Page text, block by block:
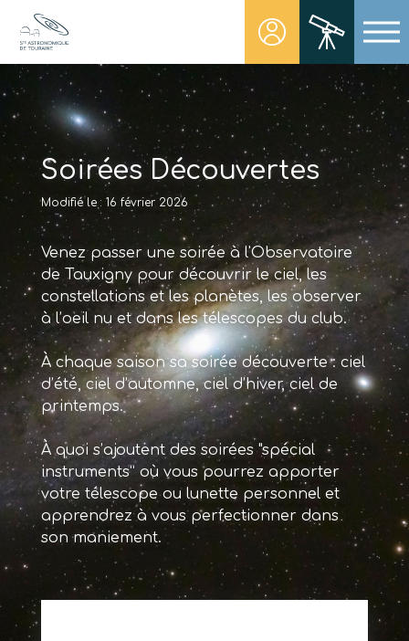
content
Société Astronomique de Touraine
Un regard plus NET sur notre univers
Soirées Découvertes
Modifié le : 16 février 2026
Venez passer une soirée à l'Observatoire
de Tauxigny pour découvrir le ciel, les
constellations et les planètes, les observer
à l’oeil nu et dans les télescopes du club.
À chaque saison sa soirée découverte : ciel
d’été, ciel d’automne, ciel d’hiver, ciel de
printemps.
À quoi s’ajoutent des soirées "spécial
instruments” où vous pourrez apporter
votre télescope ou lunette personnel et
apprendrez à vous perfectionner dans
son maniement.